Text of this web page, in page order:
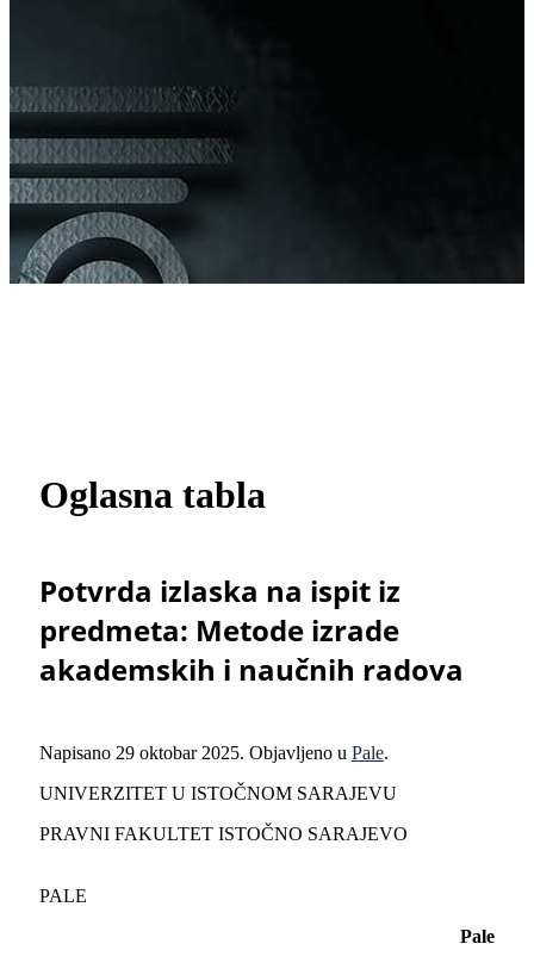
Oglasna tabla
Potvrda izlaska na ispit iz
predmeta: Metode izrade
akademskih i naučnih radova
Napisano 29 oktobar 2025. Objavljeno u Pale.
UNIVERZITET U ISTOČNOM SARAJEVU
PRAVNI FAKULTET ISTOČNO SARAJEVO
PALE
Pale